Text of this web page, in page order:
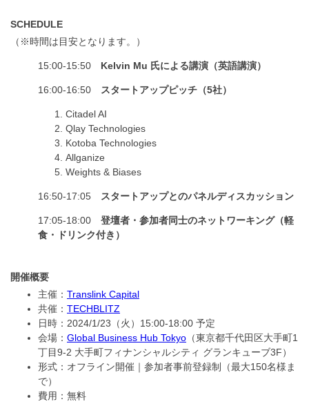
SCHEDULE
（※時間は目安となります。）
15:00-15:50 Kelvin Mu 氏による講演（英語講演）
16:00-16:50 スタートアップピッチ（5社）
Citadel AI
Qlay Technologies
Kotoba Technologies
Allganize
Weights & Biases
16:50-17:05 スタートアップとのパネルディスカッション
17:05-18:00 登壇者・参加者同士のネットワーキング（軽
食・ドリンク付き）
開催概要
主催： Translink Capital
共催： TECHBLITZ
日時：2024/1/23（火）15:00-18:00 予定
会場： Global Business Hub Tokyo （東京都千代田区大手町1
丁目9-2 大手町フィナンシャルシティ グランキューブ3F）
形式：オフライン開催｜参加者事前登録制（最大150名様ま
で）
費用：無料